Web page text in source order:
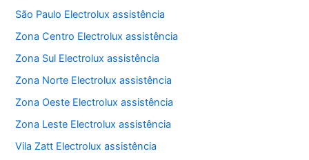
São Paulo Electrolux assistência
Zona Centro Electrolux assistência
Zona Sul Electrolux assistência
Zona Norte Electrolux assistência
Zona Oeste Electrolux assistência
Zona Leste Electrolux assistência
Vila Zatt Electrolux assistência